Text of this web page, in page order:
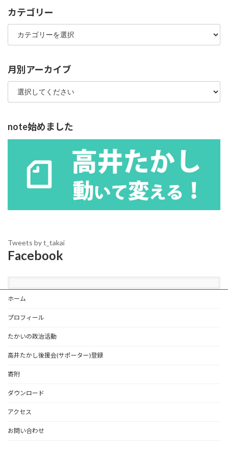
カテゴリー
カ
ゴ
ー
月別アーカイブ
note始めました
Tweets by t_takai
Facebook
ホーム
プロフィール
たかいの政治活動
高井たかし後援会(サポーター)登録
寄附
ダウンロード
アクセス
お問い合わせ